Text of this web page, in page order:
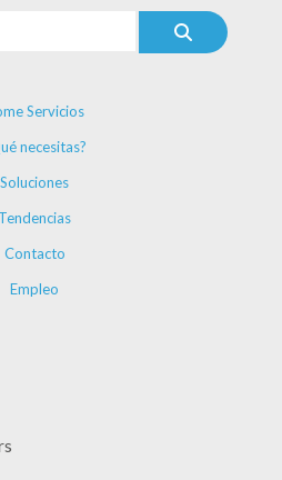
Servicios
necesitas?
Soluciones
Tendencias
Contacto
Empleo